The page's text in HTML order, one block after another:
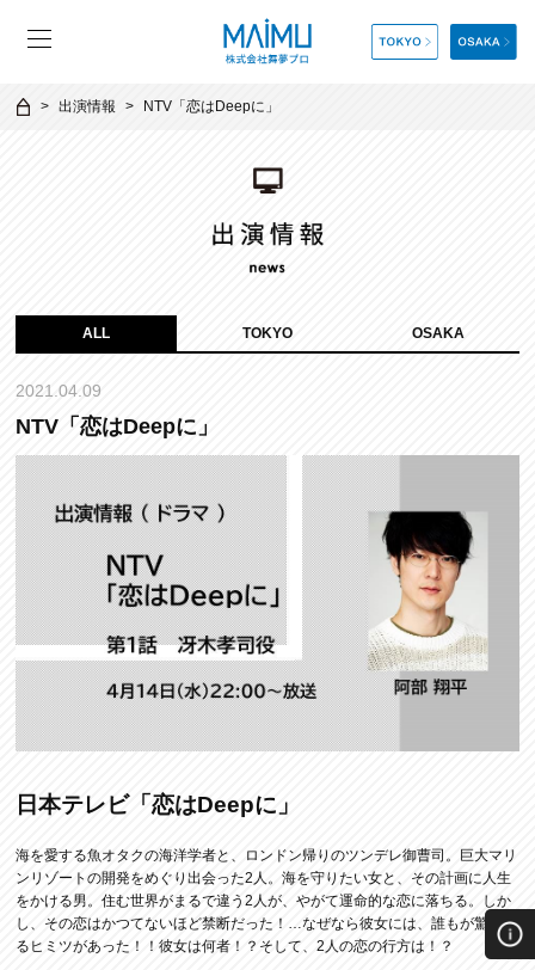
出演情報 NTV「恋はDeepに」
ALL TOKYO OSAKA
2021.04.09
NTV「恋はDeepに」
日本テレビ「恋はDeepに」
海を愛する魚オタクの海洋学者と、ロンドン帰りのツンデレ御曹司。巨大マリ
ンリゾートの開発をめぐり出会った2人。海を守りたい女と、その計画に人生
をかける男。住む世界がまるで違う2人が、やがて運命的な恋に落ちる。しか
し、その恋はかつてないほど禁断だった！…なぜなら彼女には、誰もが驚くあ
るヒミツがあった！！彼女は何者！？そして、2人の恋の行方は！？